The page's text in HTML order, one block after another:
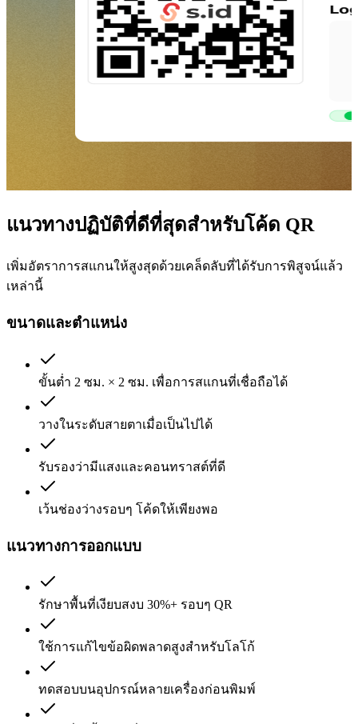
แนวทางปฏิบัติที่ดีที่สุดสำหรับโค้ด QR
เพิ่มอัตราการสแกนให้สูงสุดด้วยเคล็ดลับที่ได้รับการพิสูจน์แล้ว
เหล่านี้
ขนาดและตำแหน่ง
ขั้นต่ำ 2 ซม. × 2 ซม. เพื่อการสแกนที่เชื่อถือได้
วางในระดับสายตาเมื่อเป็นไปได้
รับรองว่ามีแสงและคอนทราสต์ที่ดี
เว้นช่องว่างรอบๆ โค้ดให้เพียงพอ
แนวทางการออกแบบ
รักษาพื้นที่เงียบสงบ 30%+ รอบๆ QR
ใช้การแก้ไขข้อผิดพลาดสูงสำหรับโลโก้
ทดสอบบนอุปกรณ์หลายเครื่องก่อนพิมพ์